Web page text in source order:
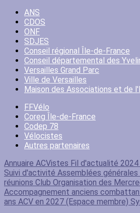
ANS
CDOS
ONF
SDJES
Conseil régional Île-de-France
Conseil départemental des
Versailles Grand Parc
Ville de Versailles
Maison des Associations et de
FFVélo
Coreg Île-de-France
Codep 78
Vélocistes
Autres partenaires
Annuaire ACVistes Fil d'actualité 2024
Suivi d'activité Assemblées générales
réunions Club Organisation des
Accompagnement anciens
ans ACV en 2027 (Espace membre)